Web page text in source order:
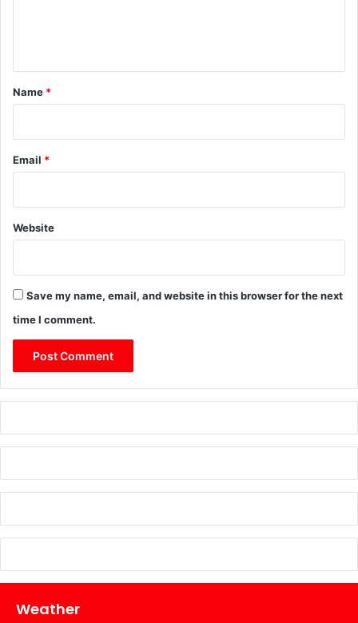
*
Name *
Email *
Website
Save my name, email, and website in this browser for the next
time I comment.
Weather